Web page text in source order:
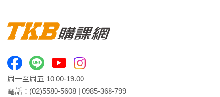
周一至周五 10:00-19:00
電話： (02)5580-5608 | 0985-368-799